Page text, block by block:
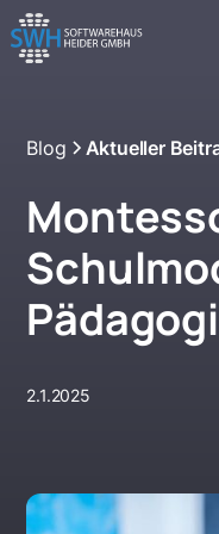
Blog Aktueller
2.1.2025